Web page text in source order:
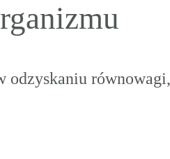
odzyskaniu równowagi,